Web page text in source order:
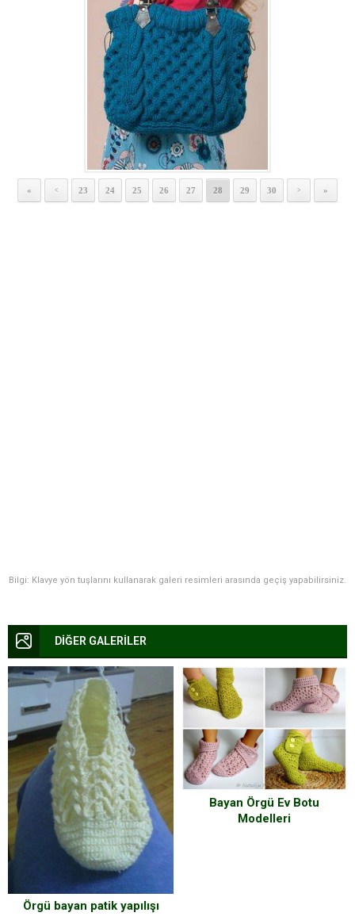
« < 23 24 25 26 27 28 29 30 > »
Bilgi: Klavye yön tuşlarını kullanarak galeri resimleri arasında geçiş yapabilirsiniz.
DİĞER GALERİLER
Örgü bayan patik yapılışı
Bayan Örgü Ev Botu
Modelleri